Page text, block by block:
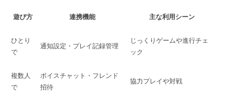
遊び方 連携機能 主な利用シーン
ひとり
で
通知設定・プレイ記録管理
じっくりゲームや進行チェ
ック
複数人
で
ボイスチャット・フレンド
招待
協力プレイや対戦